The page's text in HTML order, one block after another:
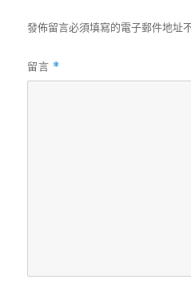
發佈留言必須填寫的電子郵件地址
留言 *